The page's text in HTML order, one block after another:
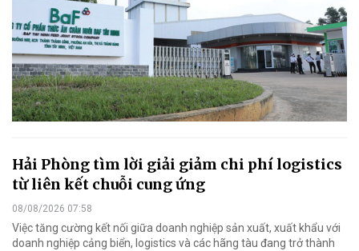
Hải Phòng tìm lời giải giảm chi phí logistics
từ liên kết chuỗi cung ứng
08/08/2026 07:58
Việc tăng cường kết nối giữa doanh nghiệp sản xuất, xuất khẩu với
doanh nghiệp cảng biển, logistics và các hãng tàu đang trở thành